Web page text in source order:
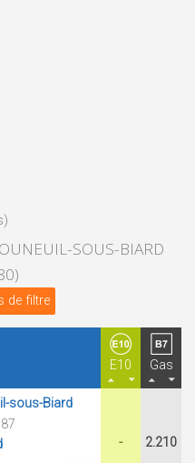
SOUS-BIARD
de filtre
E10 Gas
sous-Biard
- 2.210